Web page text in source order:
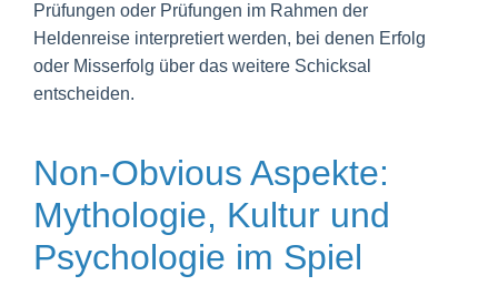
Prüfungen oder Prüfungen im Rahmen der
Heldenreise interpretiert werden, bei denen Erfolg
oder Misserfolg über das weitere Schicksal
entscheiden.
Non-Obvious Aspekte:
Mythologie, Kultur und
Psychologie im Spiel